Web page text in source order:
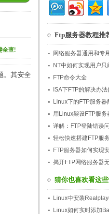
全查!
。其安全
Ftp服务器教程推
网络服务器通用和专
NT中如何实现用户
FTP命令大全
ISA下FTP的解决办法
Linux下的FTP服务器
用Linux架设FTP服务
详解：FTP登陆错误
轻松快速搭建FTP服
FTP服务器如何实现
揭开FTP网络服务器
猜你也喜欢看这些
Linux中安装
Linux如何实时添加